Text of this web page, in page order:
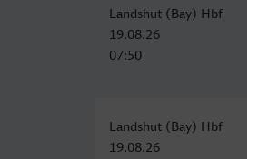
Landshut (Bay) Hbf
19.08.26
07:50
Landshut (Bay) Hbf
19.08.26